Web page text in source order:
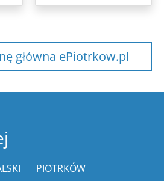
główna ePiotrkow.pl
PIOTRKÓW